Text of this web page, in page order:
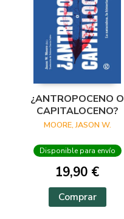
¿ANTROPOCENO O
CAPITALOCENO?
MOORE, JASON W.
Disponible para envío
19,90 €
Comprar